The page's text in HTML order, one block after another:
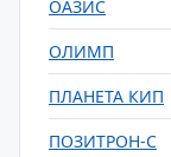
ОАЗИС
ОЛИМП
ПЛАНЕТА КИП
ПОЗИТРОН-С